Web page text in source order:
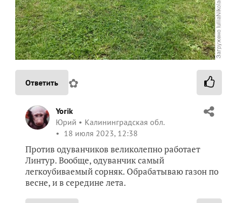
Ответить ✿
Yorik
Юрий
Калининградская обл.
18 июля 2023, 12:38
Против одуванчиков великолепно работает
Линтур. Вообще, одуванчик самый
легкоубиваемый сорняк. Обрабатываю газон по
весне, и в середине лета.